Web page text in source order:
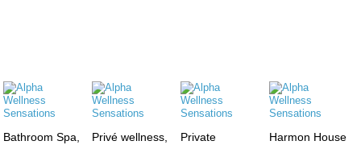
Bathroom Spa, Privé wellness, Private Harmon House